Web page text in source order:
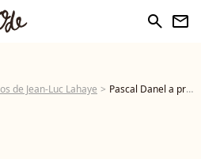
search newsletter
de Jean-Luc Lahaye Pascal Danel a pris la défense de Jean-Luc Lahaye. @ C8 - Vidéo